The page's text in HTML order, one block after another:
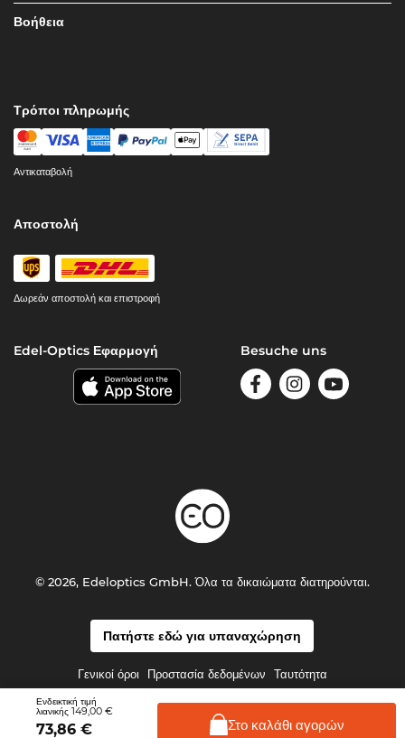
Ενδεικτική τιμή
λιανικής 149,00 €
73,86 € Στο καλάθιαγορών
Βοήθεια
Τρόποι πληρωμής
Αντικαταβολή
Αποστολή
Δωρεάν αποστολή και επιστροφή
Edel-Optics Εφαρμογή Besuche uns
Πατήστε εδώ για υπαναχώρηση
Γενικοί όροι Προστασία δεδομένων Ταυτότητα
© 2026, Edeloptics GmbH. Όλα τα δικαιώματα διατηρούνται.